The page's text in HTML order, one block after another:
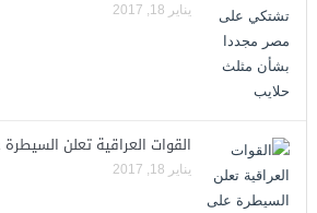
يناير 18, 2017
القوات العراقية تعلن
يناير 18, 2017